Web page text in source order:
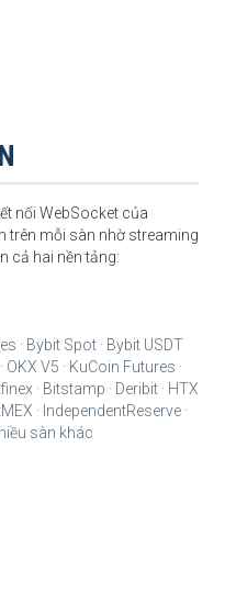
nối WebSocket của
trên mỗi sàn nhờ streaming
cả hai nền tảng:
· Bybit Spot · Bybit USDT
V5 · KuCoin Futures ·
· Bitstamp · Deribit · HTX
· IndependentReserve ·
sàn khác